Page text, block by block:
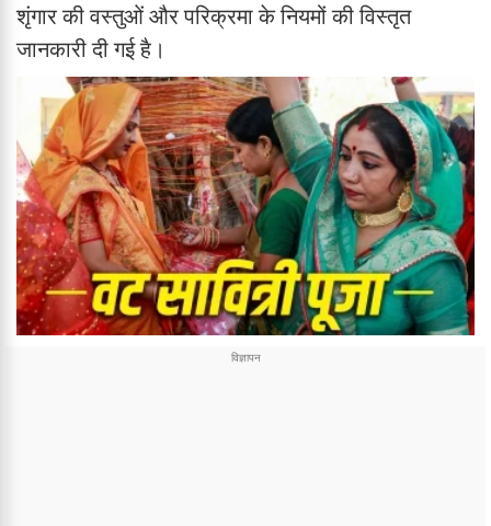
शृंगार की वस्तुओं और परिक्रमा के नियमों की विस्तृत
जानकारी दी गई है।